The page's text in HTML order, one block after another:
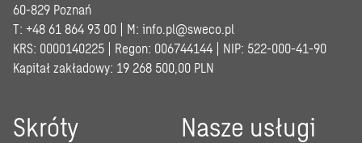
60-829 Poznań
T: +48 61 864 93 00 | M: info.pl@sweco.pl
KRS: 0000140225 | Regon: 006744144 | NIP: 522-000-41-90
Kapitał zakładowy: 19 268 500,00 PLN
Skróty Nasze usługi